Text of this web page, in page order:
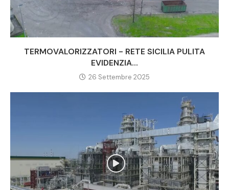
TERMOVALORIZZATORI - RETE SICILIA PULITA
EVIDENZIA...
26 Settembre 2025